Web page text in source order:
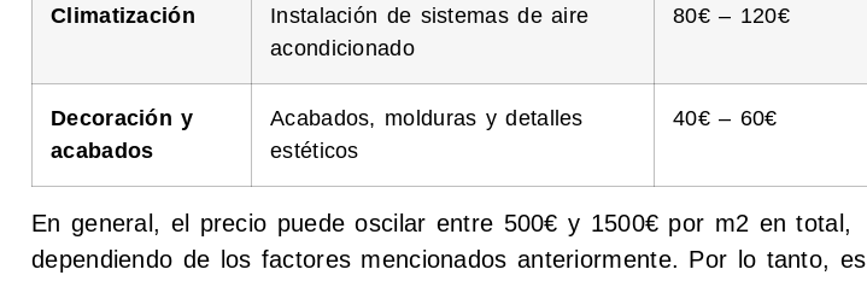
Climatización
Instalación de sistemas de aire
acondicionado
80€ – 120€
Decoración y
acabados
Acabados, molduras y detalles
estéticos
40€ – 60€
En general, el precio puede oscilar entre 500€ y 1500€ por m2 en total,
dependiendo de los factores mencionados anteriormente. Por lo tanto, es